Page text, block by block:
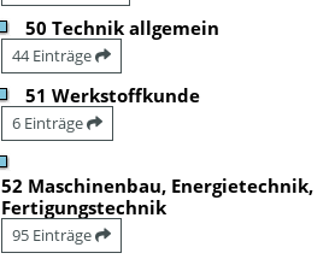
50 Technik allgemein
44 Einträge
51 Werkstoffkunde
6 Einträge
52 Maschinenbau, Energietechnik,
Fertigungstechnik
95 Einträge